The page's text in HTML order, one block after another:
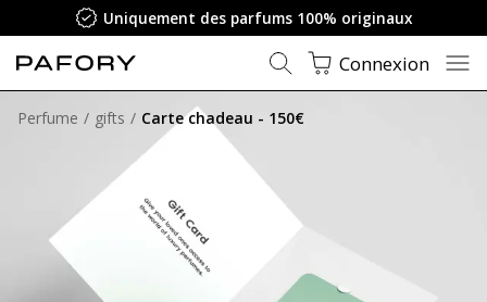
Uniquement des parfums 100% originaux
Connexion
Perfume gifts Carte chadeau - 150€